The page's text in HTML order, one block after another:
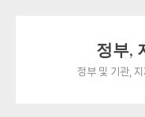
정부,
정부 및 기관,